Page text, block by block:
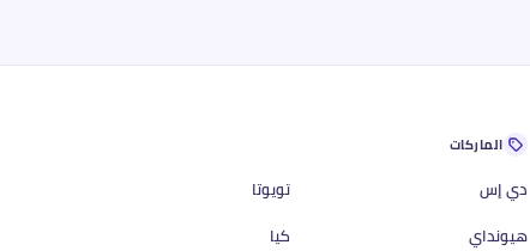
الماركات
دي إس
تويوتا
هيونداي
كيا